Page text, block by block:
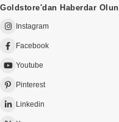
Goldstore'dan Haberdar Olun
Instagram
Facebook
Youtube
Pinterest
Linkedin